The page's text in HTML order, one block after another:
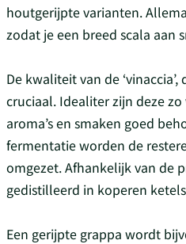
houtgerijpte varianten.
zodat je een breed scala aan
De kwaliteit van de
cruciaal. Idealiter zijn deze
aroma’s en smaken goed
fermentatie worden de
omgezet. Afhankelijk van de
gedistilleerd in koperen
Een gerijpte grappa wordt